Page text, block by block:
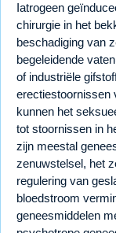
Iatrogeen
chirurgie in het
beschadiging van
begeleidende
of industriële
erectiestoornissen
kunnen het
tot stoornissen in
zijn meestal
zenuwstelsel, het
regulering van
bloedstroom
geneesmiddelen